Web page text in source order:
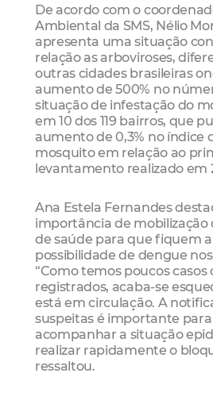
De acordo com o
Ambiental da SMS, Nélio
apresenta uma situação
relação as arboviroses,
outras cidades brasileiras
aumento de 500% no
situação de infestação do
em 10 dos 119 bairros, que
aumento de 0,3% no índice
mosquito em relação ao
levantamento realizado em
Ana Estela Fernandes
importância de mobilização
de saúde para que fiquem
possibilidade de dengue
“Como temos poucos casos
registrados, acaba-se
está em circulação. A
suspeitas é importante
acompanhar a situação
realizar rapidamente o
ressaltou.